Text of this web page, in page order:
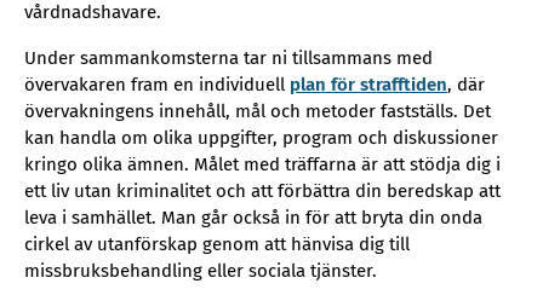
vårdnadshavare.
Under sammankomsterna tar ni tillsammans med
övervakaren fram en individuell plan för strafftiden, där
övervakningens innehåll, mål och metoder fastställs. Det
kan handla om olika uppgifter, program och diskussioner
kringo olika ämnen. Målet med träffarna är att stödja dig i
ett liv utan kriminalitet och att förbättra din beredskap att
leva i samhället. Man går också in för att bryta din onda
cirkel av utanförskap genom att hänvisa dig till
missbruksbehandling eller sociala tjänster.